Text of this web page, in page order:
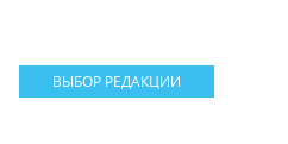
ВЫБОР РЕДАКЦИИ